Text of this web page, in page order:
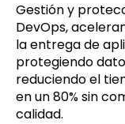
Gestión y
DevOps,
la entrega de
protegiendo
reduciendo el
en un 80% sin
calidad.